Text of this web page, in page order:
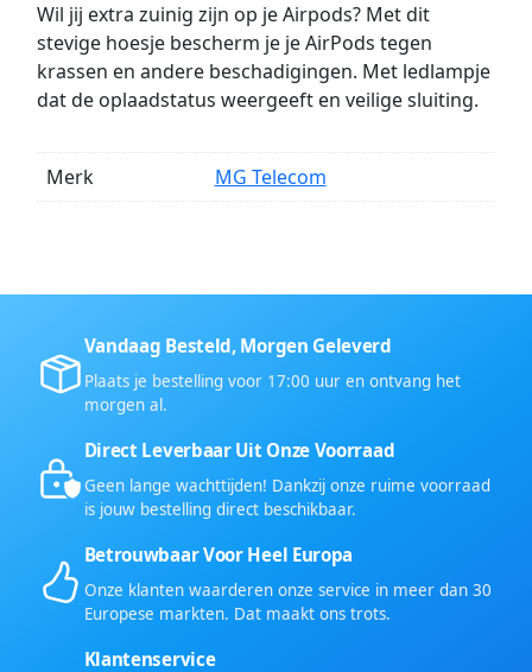
Wil jij extra zuinig zijn op je Airpods? Met dit
stevige hoesje bescherm je je AirPods tegen
krassen en andere beschadigingen. Met ledlampje
dat de oplaadstatus weergeeft en veilige sluiting.
Merk MG Telecom
Vandaag Besteld, Morgen Geleverd
Plaats je bestelling voor 17:00 uur en ontvang het
morgen al.
Direct Leverbaar Uit Onze Voorraad
Geen lange wachttijden! Dankzij onze ruime voorraad
is jouw bestelling direct beschikbaar.
Betrouwbaar Voor Heel Europa
Onze klanten waarderen onze service in meer dan 30
Europese markten. Dat maakt ons trots.
Klantenservice